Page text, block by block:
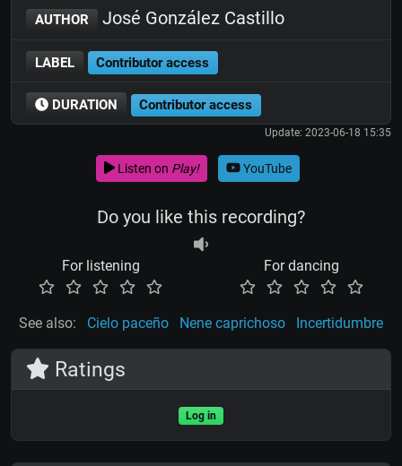
AUTHOR José González Castillo
LABEL Contributor access
DURATION Contributor access
Update: 2023-06-18 15:35
Listen on Play! YouTube
Do you like this recording?
For listening For dancing
See also: Cielo paceño Nene caprichoso Incertidumbre
Ratings
Log in